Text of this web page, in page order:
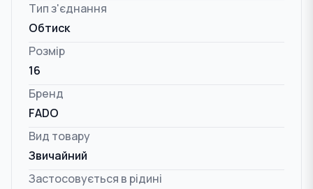
Тип з'єднання
Обтиск
Розмір
16
Бренд
FADO
Вид товару
Звичайний
Застосовується в рідині